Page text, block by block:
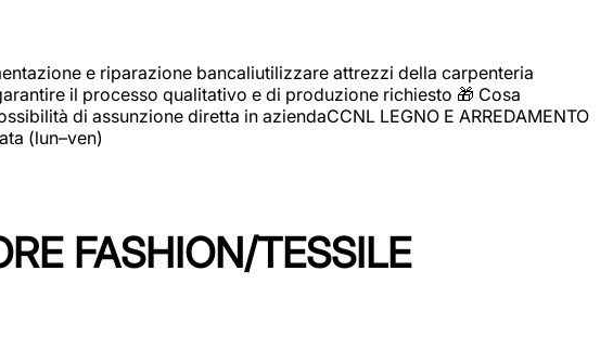
e riparazione bancaliutilizzare attrezzi della carpenteria
il processo qualitativo e di produzione richiesto 🎁 Cosa
di assunzione diretta in aziendaCCNL LEGNO E ARREDAMENTO
(lun–ven)
FASHION/TESSILE